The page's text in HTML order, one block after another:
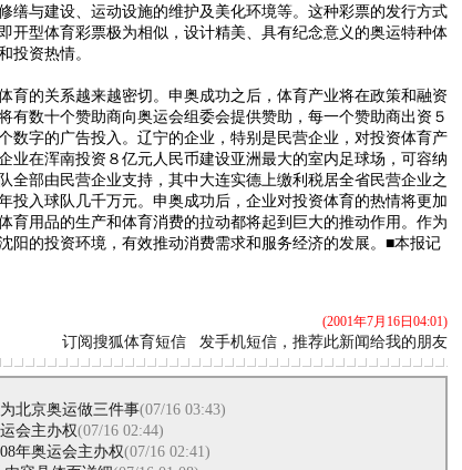
缮与建设、运动设施的维护及美化环境等。这种彩票的发行方式
开型体育彩票极为相似，设计精美、具有纪念意义的奥运特种体
投资热情。
的关系越来越密切。申奥成功之后，体育产业将在政策和融资
有数十个赞助商向奥运会组委会提供赞助，每一个赞助商出资５
数字的广告投入。辽宁的企业，特别是民营企业，对投资体育产
业在浑南投资８亿元人民币建设亚洲最大的室内足球场，可容纳
全部由民营企业支持，其中大连实德上缴利税居全省民营企业之
投入球队几千万元。申奥成功后，企业对投资体育的热情将更加
育用品的生产和体育消费的拉动都将起到巨大的推动作用。作为
阳的投资环境，有效推动消费需求和服务经济的发展。■本报记
(2001年7月16日04:01)
订阅搜狐体育短信 发手机短信，推荐此新闻给我的朋友
北京奥运做三件事(07/16 03:43)
会主办权(07/16 02:44)
年奥运会主办权(07/16 02:41)